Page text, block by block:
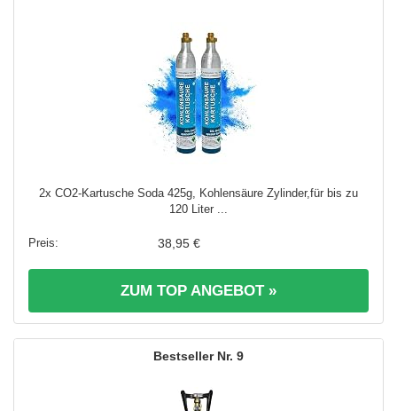
2x CO2-Kartusche Soda 425g, Kohlensäure Zylinder,für bis zu
120 Liter ...
38,95 €
ZUM TOP ANGEBOT »
9